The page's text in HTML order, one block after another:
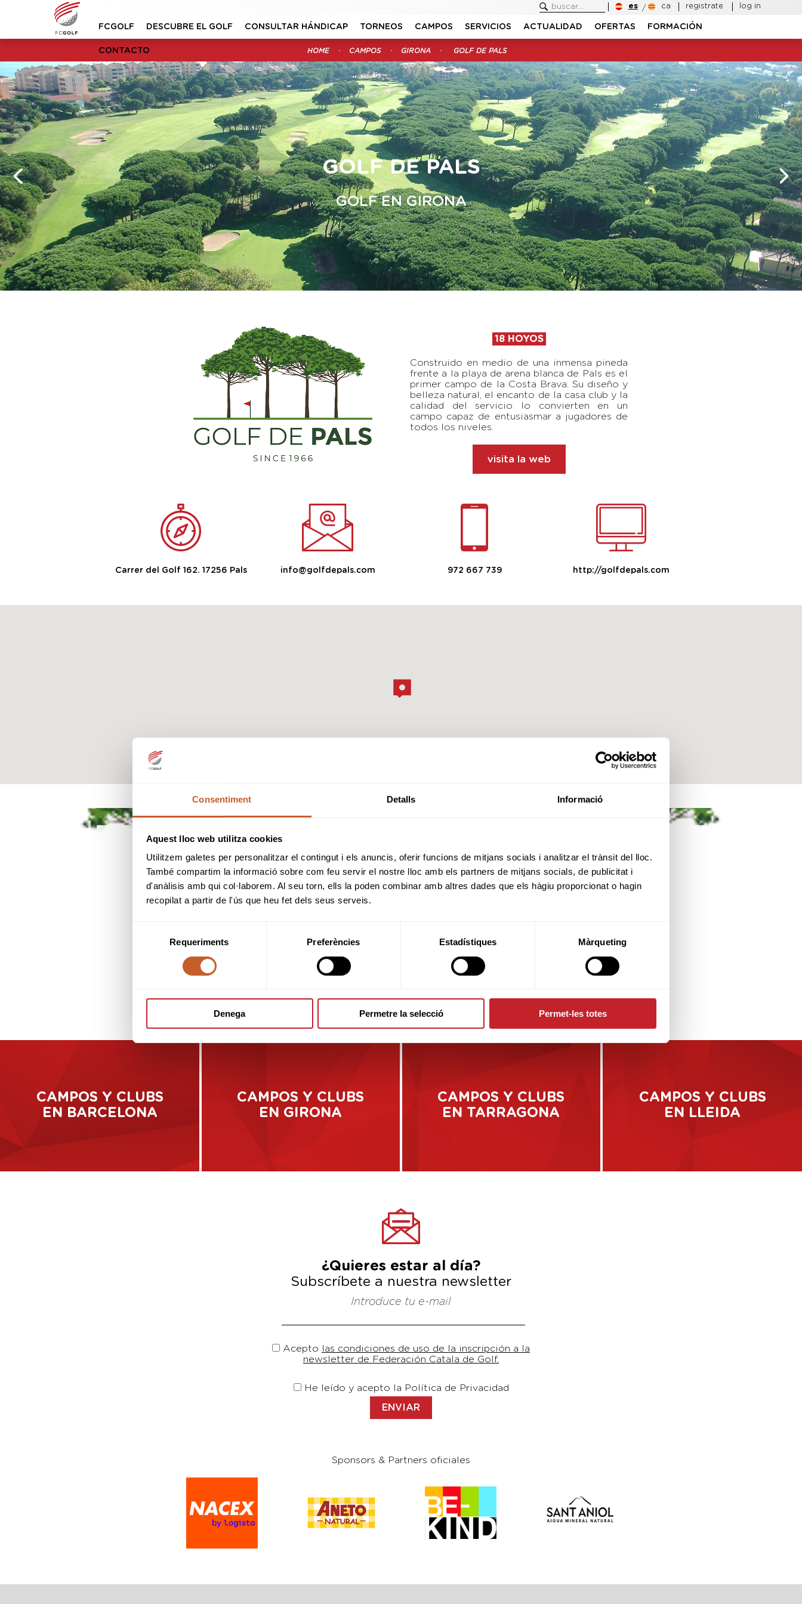
Consentiment Detalls Informació
Aquest lloc web utilitza cookies
Utilitzem galetes per personalitzar el contingut i els anuncis, oferir funcions de mitjans socials i analitzar el trànsit del lloc.
També compartim la informació sobre com feu servir el nostre lloc amb els partners de mitjans socials, de publicitat i
d'anàlisis amb qui col·laborem. Al seu torn, ells la poden combinar amb altres dades que els hàgiu proporcionat o hagin
recopilat a partir de l'ús que heu fet dels seus serveis.
consentiment
Requeriments Preferències Estadístiques Màrqueting
Denega Permetre la selecció Permet-les totes
es ca registrate log in
FCGOLF DESCUBRE EL GOLF CONSULTAR HÁNDICAP TORNEOS CAMPOS SERVICIOS ACTUALIDAD OFERTAS FORMACIÓN
CONTACTO HOME CAMPOS GIRONA GOLF DE PALS
GOLF DE PALS
GOLF EN GIRONA
18 HOYOS
Construido en medio de una inmensa pineda
frente a la playa de arena blanca de Pals es el
primer campo de la Costa Brava. Su diseño y
belleza natural, el encanto de la casa club y la
calidad del servicio lo convierten en un
campo capaz de entusiasmar a jugadores de
todos los niveles.
visita la web
Carrer del Golf 162. 17256 Pals info@golfdepals.com 972 667 739 http://golfdepals.com
JUGAR EN GOLF DE PALS
Packs federados catalanes
OTROS CAMPOS
CAMPOS Y CLUBS
EN BARCELONA
CAMPOS Y CLUBS
EN GIRONA
CAMPOS Y CLUBS
EN TARRAGONA
CAMPOS Y CLUBS
EN LLEIDA
¿Quieres estar al día?
Subscríbete a nuestra newsletter
Introduce tu e-mail
Acepto las condiciones de uso de la inscripción a la
newsletter de Federación Catala de Golf.
He leído y acepto la Política de Privacidad
Sponsors & Partners oficiales